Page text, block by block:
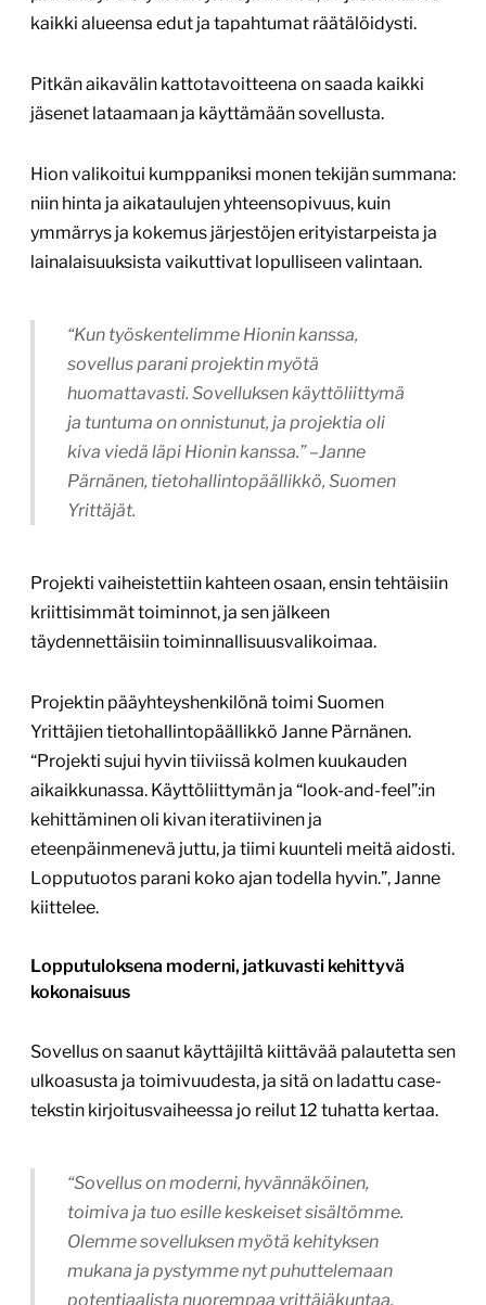
kaikki alueensa edut ja tapahtumat räätälöidysti.
Pitkän aikavälin kattotavoitteena on saada kaikki
jäsenet lataamaan ja käyttämään sovellusta.
Hion valikoitui kumppaniksi monen tekijän summana:
niin hinta ja aikataulujen yhteensopivuus, kuin
ymmärrys ja kokemus järjestöjen erityistarpeista ja
lainalaisuuksista vaikuttivat lopulliseen valintaan.
“Kun työskentelimme Hionin kanssa,
sovellus parani projektin myötä
huomattavasti. Sovelluksen käyttöliittymä
ja tuntuma on onnistunut, ja projektia oli
kiva viedä läpi Hionin kanssa.” –Janne
Pärnänen, tietohallintopäällikkö, Suomen
Yrittäjät.
Projekti vaiheistettiin kahteen osaan, ensin tehtäisiin
kriittisimmät toiminnot, ja sen jälkeen
täydennettäisiin toiminnallisuusvalikoimaa.
Projektin pääyhteyshenkilönä toimi Suomen
Yrittäjien tietohallintopäällikkö Janne Pärnänen.
“Projekti sujui hyvin tiiviissä kolmen kuukauden
aikaikkunassa. Käyttöliittymän ja “look-and-feel”:in
kehittäminen oli kivan iteratiivinen ja
eteenpäinmenevä juttu, ja tiimi kuunteli meitä aidosti.
Lopputuotos parani koko ajan todella hyvin.”, Janne
kiittelee.
Lopputuloksena moderni, jatkuvasti kehittyvä
kokonaisuus
Sovellus on saanut käyttäjiltä kiittävää palautetta sen
ulkoasusta ja toimivuudesta, ja sitä on ladattu case-
tekstin kirjoitusvaiheessa jo reilut 12 tuhatta kertaa.
“Sovellus on moderni, hyvännäköinen,
toimiva ja tuo esille keskeiset sisältömme.
Olemme sovelluksen myötä kehityksen
mukana ja pystymme nyt puhuttelemaan
potentiaalista nuorempaa yrittäjäkuntaa.